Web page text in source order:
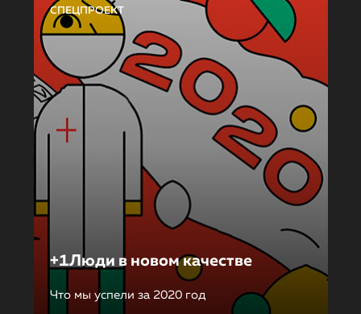
СПЕЦПРОЕКТ
+1Люди в новом качестве
Что мы успели за 2020 год